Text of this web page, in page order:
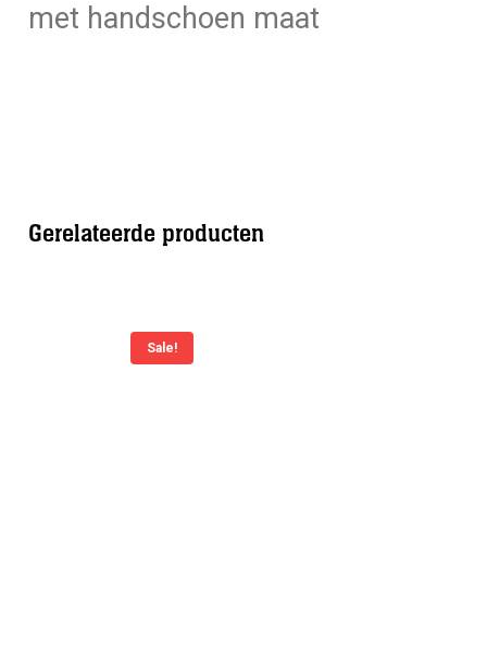
met handschoen maat
Gerelateerde producten
Sale!